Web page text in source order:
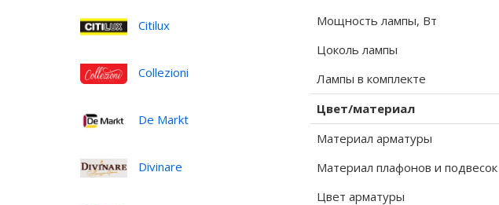
Citilux
Collezioni
De Markt
Divinare
Мощность лампы, Вт
Цоколь лампы
Лампы в комплекте
Цвет/материал
Материал арматуры
Материал плафонов и подвесок
Цвет арматуры